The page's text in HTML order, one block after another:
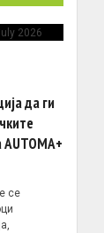
да ги
се